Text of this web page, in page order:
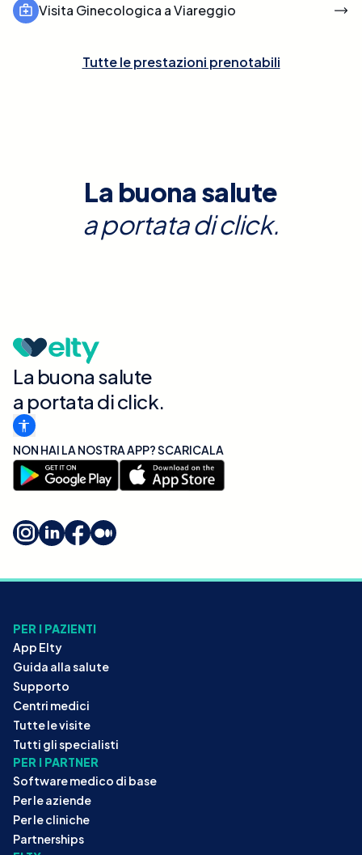
Visita Ginecologica a Viareggio
Tutte le prestazioni prenotabili
La buona salute
a portata di click.
La buona salute
a portata di click.
NON HAI LA NOSTRA APP? SCARICALA
PER I PAZIENTI
App Elty
Guida alla salute
Supporto
Centri medici
Tutte le visite
Tutti gli specialisti
PER I PARTNER
Software medico di base
Per le aziende
Per le cliniche
Partnerships